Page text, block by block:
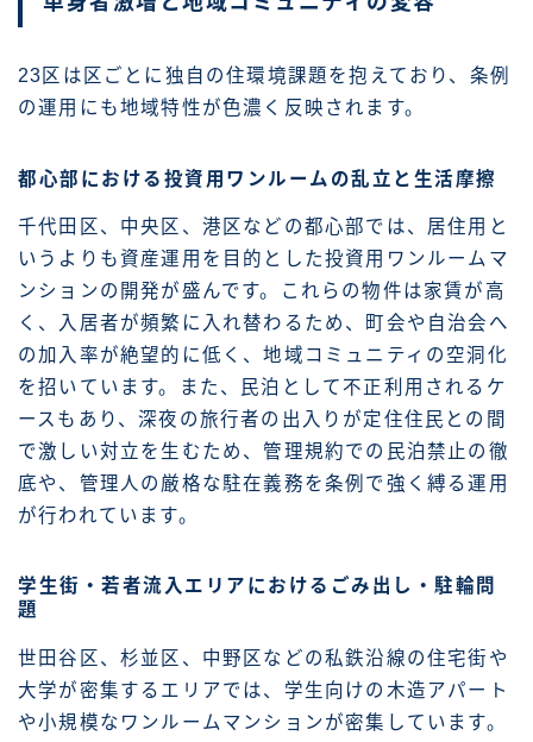
23区は区ごとに独自の住環境課題を抱えており、条例
の運用にも地域特性が色濃く反映されます。
都心部における投資用ワンルームの乱立と生活摩擦
千代田区、中央区、港区などの都心部では、居住用と
いうよりも資産運用を目的とした投資用ワンルームマ
ンションの開発が盛んです。これらの物件は家賃が高
く、入居者が頻繁に入れ替わるため、町会や自治会へ
の加入率が絶望的に低く、地域コミュニティの空洞化
を招いています。また、民泊として不正利用されるケ
ースもあり、深夜の旅行者の出入りが定住住民との間
で激しい対立を生むため、管理規約での民泊禁止の徹
底や、管理人の厳格な駐在義務を条例で強く縛る運用
が行われています。
学生街・若者流入エリアにおけるごみ出し・駐輪問
題
世田谷区、杉並区、中野区などの私鉄沿線の住宅街や
大学が密集するエリアでは、学生向けの木造アパート
や小規模なワンルームマンションが密集しています。